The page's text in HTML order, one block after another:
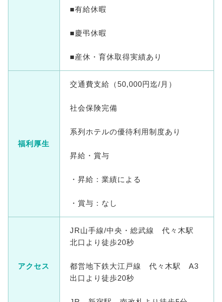
■有給休暇
■慶弔休暇
■産休・育休取得実績あり
福利厚生
交通費支給（50,000円迄/月）
社会保険完備
系列ホテルの優待利用制度あり
昇給・賞与
・昇給：業績による
・賞与：なし
アクセス
JR山手線/中央・総武線 代々木駅
北口より徒歩20秒
都営地下鉄大江戸線 代々木駅 A3
出口より徒歩20秒